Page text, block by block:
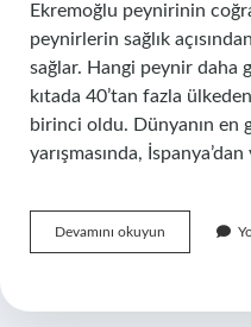
Ekremoğlu peynirinin
peynirlerin sağlık
sağlar. Hangi peynir daha
kıtada 40’tan fazla
birinci oldu. Dünyanın en
yarışmasında,
Devamını okuyun
Iyi